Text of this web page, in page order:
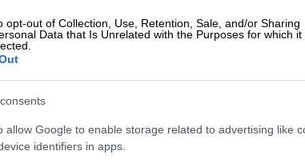
opt-out of Collection, Use, Retention, Sale, and/or Sharing
Data that Is Unrelated with the Purposes for which it
allow Google to enable storage related to advertising like
identifiers in apps.
δεν σας καταβλήθηκε η ενίσχυση των